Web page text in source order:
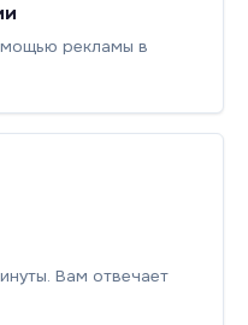
рекламы в
Вам отвечает